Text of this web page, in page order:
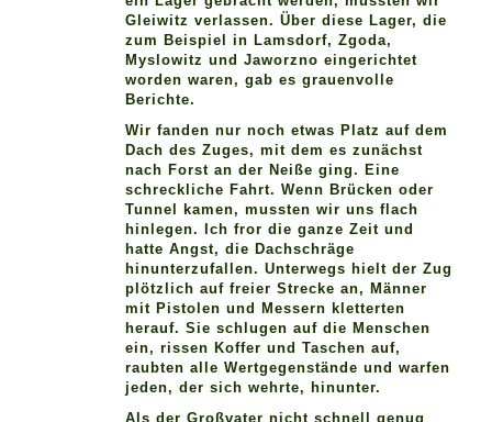
Gleiwitz verlassen. Über diese Lager, die
zum Beispiel in Lamsdorf, Zgoda,
Myslowitz und Jaworzno eingerichtet
worden waren, gab es grauenvolle
Berichte.
Wir fanden nur noch etwas Platz auf dem
Dach des Zuges, mit dem es zunächst
nach Forst an der Neiße ging. Eine
schreckliche Fahrt. Wenn Brücken oder
Tunnel kamen, mussten wir uns flach
hinlegen. Ich fror die ganze Zeit und
hatte Angst, die Dachschräge
hinunterzufallen. Unterwegs hielt der Zug
plötzlich auf freier Strecke an, Männer
mit Pistolen und Messern kletterten
herauf. Sie schlugen auf die Menschen
ein, rissen Koffer und Taschen auf,
raubten alle Wertgegenstände und warfen
jeden, der sich wehrte, hinunter.
Als der Großvater nicht schnell genug